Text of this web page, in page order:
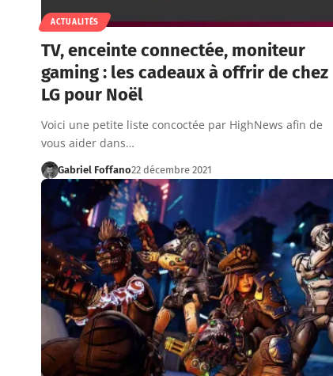
ACTUALITÉS
TV, enceinte connectée, moniteur
gaming : les cadeaux à offrir de chez
LG pour Noël
Voici une petite liste concoctée par HighNews afin de
vous aider dans…
Gabriel Foffano22 décembre 2021